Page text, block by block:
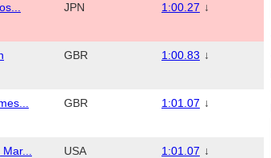
JPN 1:00.27 ↓
GBR 1:00.83 ↓
GBR 1:01.07 ↓
USA 1:01.07 ↓